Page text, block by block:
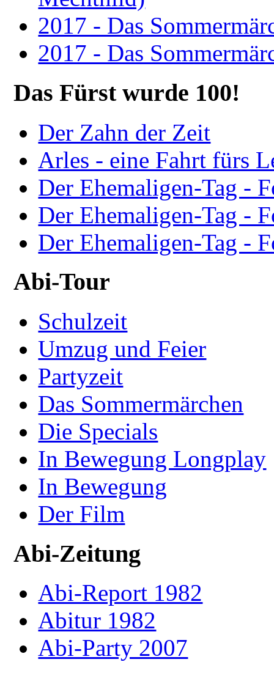
2017 - Das
2017 - Das
Das Fürst wurde 100!
Der Zahn der Zeit
Arles - eine Fahrt fürs
Der Ehemaligen-Tag -
Der Ehemaligen-Tag -
Der Ehemaligen-Tag -
Abi-Tour
Schulzeit
Umzug und Feier
Partyzeit
Das Sommermärchen
Die Specials
In Bewegung Longplay
In Bewegung
Der Film
Abi-Zeitung
Abi-Report 1982
Abitur 1982
Abi-Party 2007